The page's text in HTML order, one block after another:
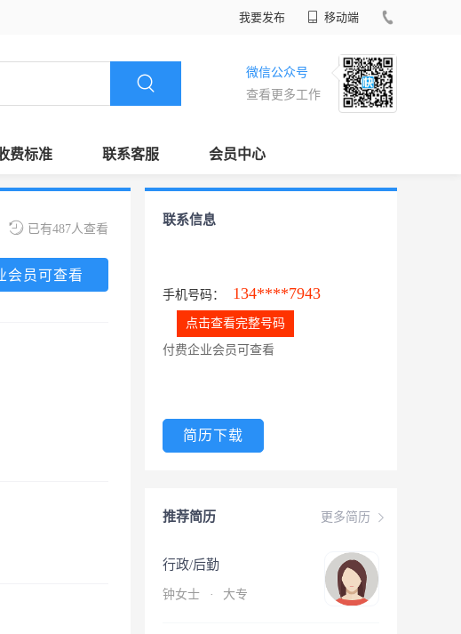
我要发布 移动端
微信公众号
查看更多工作
费标准 联系客服 会员中心
已有487人查看
会员可查看
联系信息
手机号码： 134****7943
点击查看完整号码
付费企业会员可查看
简历下载
更多简历
推荐简历
行政/后勤
钟女士 · 大专